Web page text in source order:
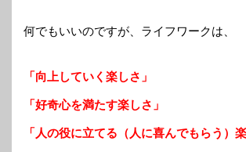
何でもいいのですが、ライフワークは、
「向上していく楽しさ」
「好奇心を満たす楽しさ」
「人の役に立てる（人に喜んでもらう）楽